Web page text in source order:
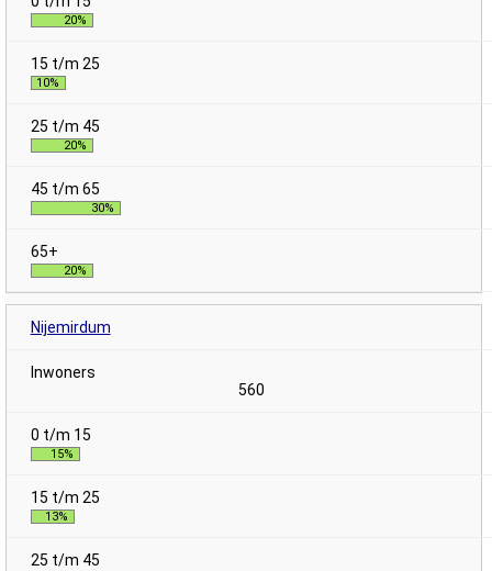
20%
10%
20%
30%
20%
Nijemirdum
560
15%
13%